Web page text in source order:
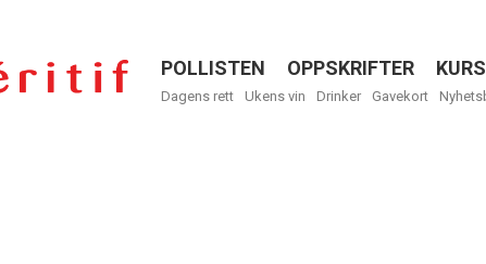
Menu
POLLISTEN OPPSKRIFTER KURS
Dagens rett Ukens vin Drinker Gavekort